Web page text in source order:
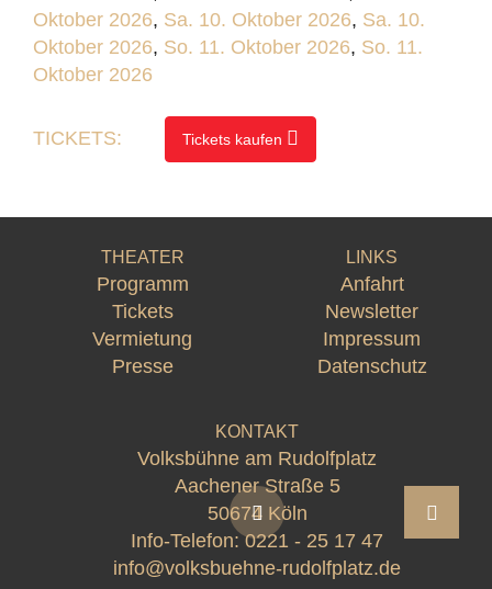
Oktober 2026, Sa. 10. Oktober 2026, Sa. 10.
Oktober 2026, So. 11. Oktober 2026, So. 11.
Oktober 2026
TICKETS: Tickets kaufen
THEATER
Programm
Tickets
Vermietung
Presse
LINKS
Anfahrt
Newsletter
Impressum
Datenschutz
KONTAKT
Volksbühne am Rudolfplatz
Aachener Straße 5
50674 Köln
Info-Telefon:0221 - 25 17 47
info@volksbuehne-rudolfplatz.de